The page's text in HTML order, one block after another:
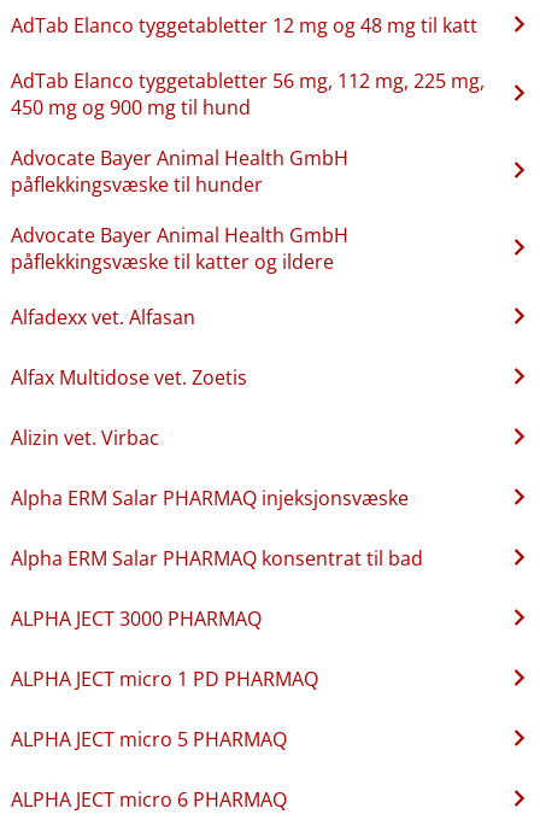
AdTab Elanco tyggetabletter 12 mg og 48 mg til katt
AdTab Elanco tyggetabletter 56 mg, 112 mg, 225 mg,
450 mg og 900 mg til hund
Advocate Bayer Animal Health GmbH
påflekkingsvæske til hunder
Advocate Bayer Animal Health GmbH
påflekkingsvæske til katter og ildere
Alfadexx vet. Alfasan
Alfax Multidose vet. Zoetis
Alizin vet. Virbac
Alpha ERM Salar PHARMAQ injeksjonsvæske
Alpha ERM Salar PHARMAQ konsentrat til bad
ALPHA JECT 3000 PHARMAQ
ALPHA JECT micro 1 PD PHARMAQ
ALPHA JECT micro 5 PHARMAQ
ALPHA JECT micro 6 PHARMAQ